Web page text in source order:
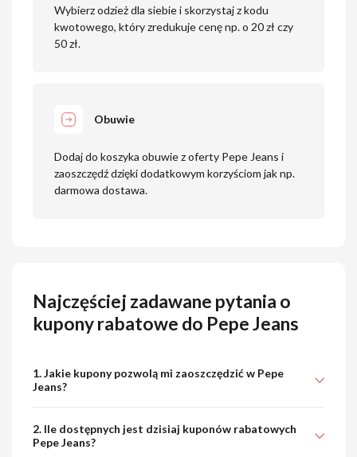
Wybierz odzież dla siebie i skorzystaj z kodu
kwotowego, który zredukuje cenę np. o 20 zł czy
50 zł.
Obuwie
Dodaj do koszyka obuwie z oferty Pepe Jeans i
zaoszczędź dzięki dodatkowym korzyściom jak np.
darmowa dostawa.
Najczęściej zadawane pytania o
kupony rabatowe do Pepe Jeans
1. Jakie kupony pozwolą mi zaoszczędzić w Pepe
Jeans?
2. Ile dostępnych jest dzisiaj kuponów rabatowych
Pepe Jeans?